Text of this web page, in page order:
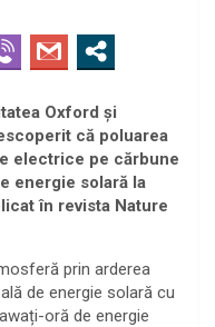
Oxford și
că poluarea
electrice pe cărbune
energie solară la
în revista Nature
prin arderea
de energie solară cu
oră de energie